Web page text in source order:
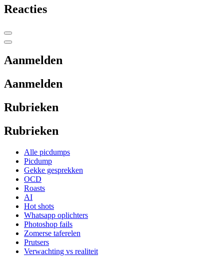
Reacties
Aanmelden
Aanmelden
Rubrieken
Rubrieken
Alle picdumps
Picdump
Gekke gesprekken
OCD
Roasts
AI
Hot shots
Whatsapp oplichters
Photoshop fails
Zomerse taferelen
Prutsers
Verwachting vs realiteit